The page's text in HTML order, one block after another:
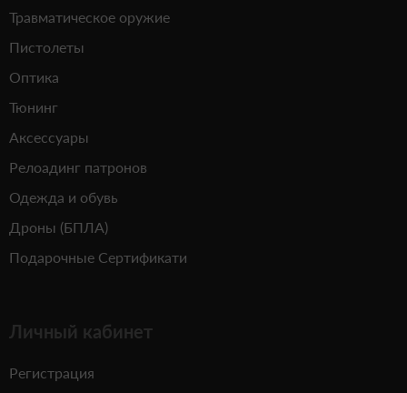
Травматическое оружие
Пистолеты
Оптика
Тюнинг
Аксессуары
Релоадинг патронов
Одежда и обувь
Дроны (БПЛА)
Подарочные Сертификати
Личный кабинет
Регистрация